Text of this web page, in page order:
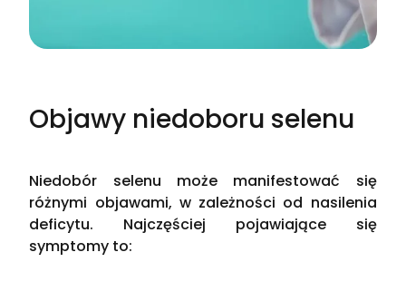
Objawy niedoboru selenu
Niedobór selenu może manifestować się
różnymi objawami, w zależności od nasilenia
deficytu. Najczęściej pojawiające się
symptomy to: